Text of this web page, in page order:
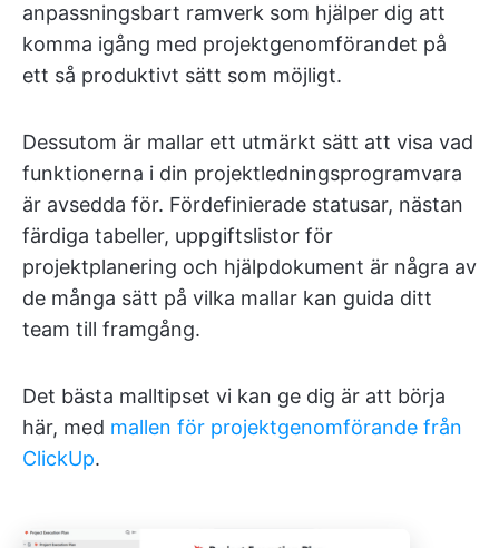
anpassningsbart ramverk som hjälper dig att
komma igång med projektgenomförandet på
ett så produktivt sätt som möjligt.
Dessutom är mallar ett utmärkt sätt att visa vad
funktionerna i din projektledningsprogramvara
är avsedda för. Fördefinierade statusar, nästan
färdiga tabeller, uppgiftslistor för
projektplanering och hjälpdokument är några av
de många sätt på vilka mallar kan guida ditt
team till framgång.
Det bästa malltipset vi kan ge dig är att börja
här, med mallen för projektgenomförande från
ClickUp.